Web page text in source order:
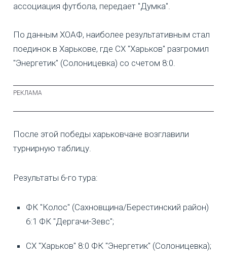
ассоциация футбола, передает "Думка".
По данным ХОАФ, наиболее результативным стал
поединок в Харькове, где СХ "Харьков" разгромил
"Энергетик" (Солоницевка) со счетом 8:0.
После этой победы харьковчане возглавили
турнирную таблицу.
Результаты 6-го тура:
ФК "Колос" (Сахновщина/Берестинский район)
6:1 ФК "Дергачи-Зевс";
СХ "Харьков" 8:0 ФК "Энергетик" (Солоницевка);